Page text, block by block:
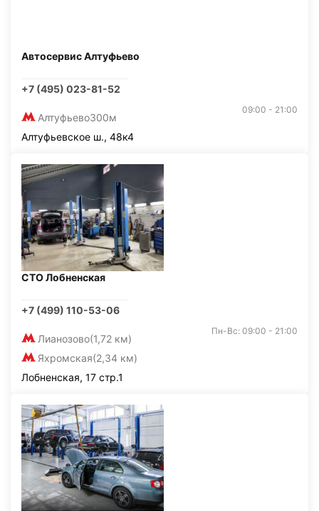
Автосервис Алтуфьево
+7 (495) 023-81-52
Алтуфьево300м
09:00 - 21:00
Алтуфьевское ш., 48к4
СТО Лобненская
+7 (499) 110-53-06
Лианозово(1,72 км)
Яхромская(2,34 км)
Пн-Вс: 09:00 - 21:00
Лобненская, 17 стр.1